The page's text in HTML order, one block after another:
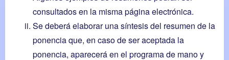
consultados en la misma página electrónica.
Se deberá elaborar una síntesis del resumen de la
ponencia que, en caso de ser aceptada la
ponencia, aparecerá en el programa de mano y